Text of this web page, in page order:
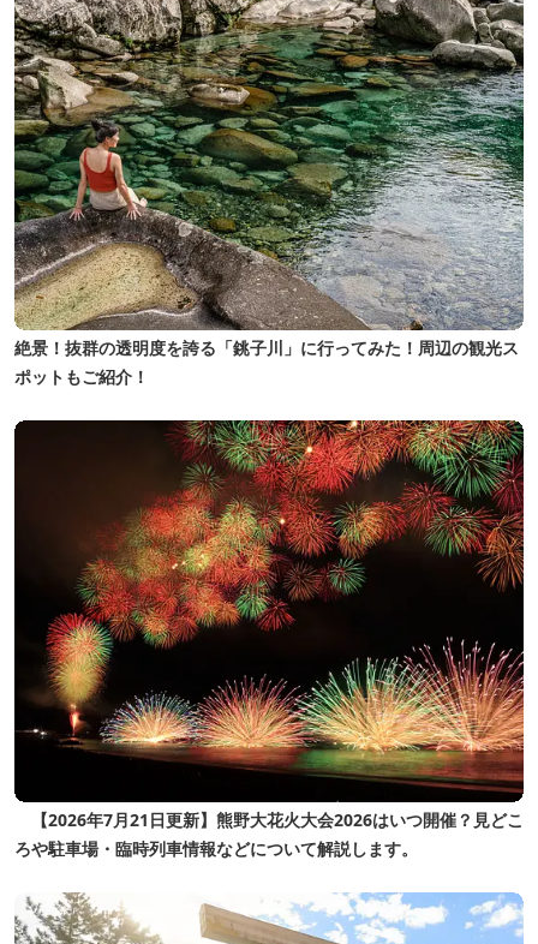
絶景！抜群の透明度を誇る「銚子川」に行ってみた！周辺の観光ス
ポットもご紹介！
【2026年7月21日更新】熊野大花火大会2026はいつ開催？見どこ
ろや駐車場・臨時列車情報などについて解説します。